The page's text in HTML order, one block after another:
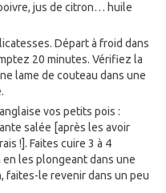
jus de citron… huile
Départ à froid dans
20 minutes. Vérifiez la
lame de couteau dans une
vos petits pois :
salée [après les avoir
!]. Faites cuire 3 à 4
les plongeant dans une
faites-le revenir dans un peu